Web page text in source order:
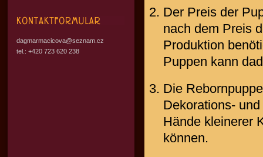
dagmarmacicova@seznam.cz
tel.: +420 723 620 238
Der Preis der
nach dem Preis
Produktion
Puppen kann
Die
Dekorations-
Hände kleinerer
können.